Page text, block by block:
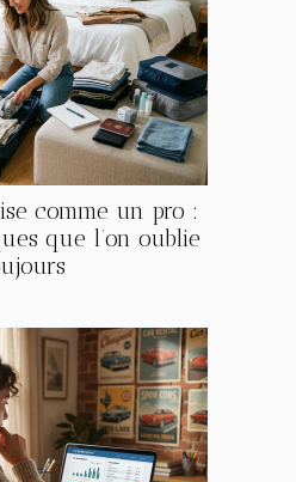
comme un pro :
que l’on oublie